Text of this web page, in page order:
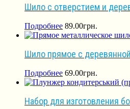
Шило с отверстием и
Подробнее 89.00грн.
Шило прямое с
Подробнее 69.00грн.
Набор для изготовления